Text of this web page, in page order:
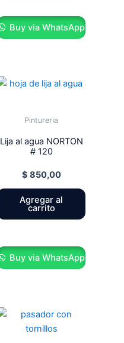
Buy via WhatsApp
Pintureria
Lija al agua NORTON
# 120
$ 850,00
Agregar al
carrito
Buy via WhatsApp